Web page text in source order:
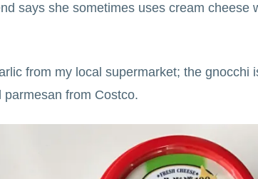
says she sometimes uses cream cheese
from my local supermarket; the gnocchi
from Costco.